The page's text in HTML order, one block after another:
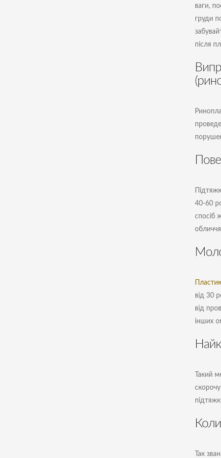
ваги,
груди
після
40-60
спосіб
від 30
від
інших
Такий
Так